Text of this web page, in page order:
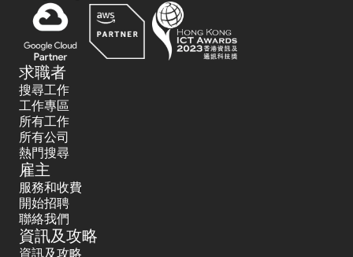
求職者
搜尋工作
工作專區
所有工作
所有公司
熱門搜尋
雇主
服務和收費
開始招聘
聯絡我們
資訊及攻略
資訊及攻略